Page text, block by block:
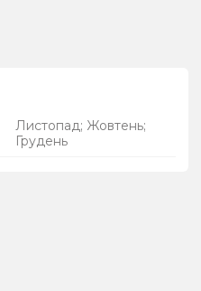
Листопад; Жовтень;
Грудень